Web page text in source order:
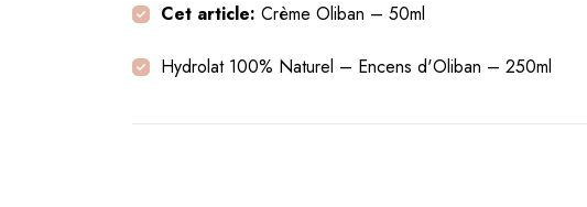
Cet article: Crème Oliban – 50ml
Hydrolat 100% Naturel – Encens d'Oliban – 250ml